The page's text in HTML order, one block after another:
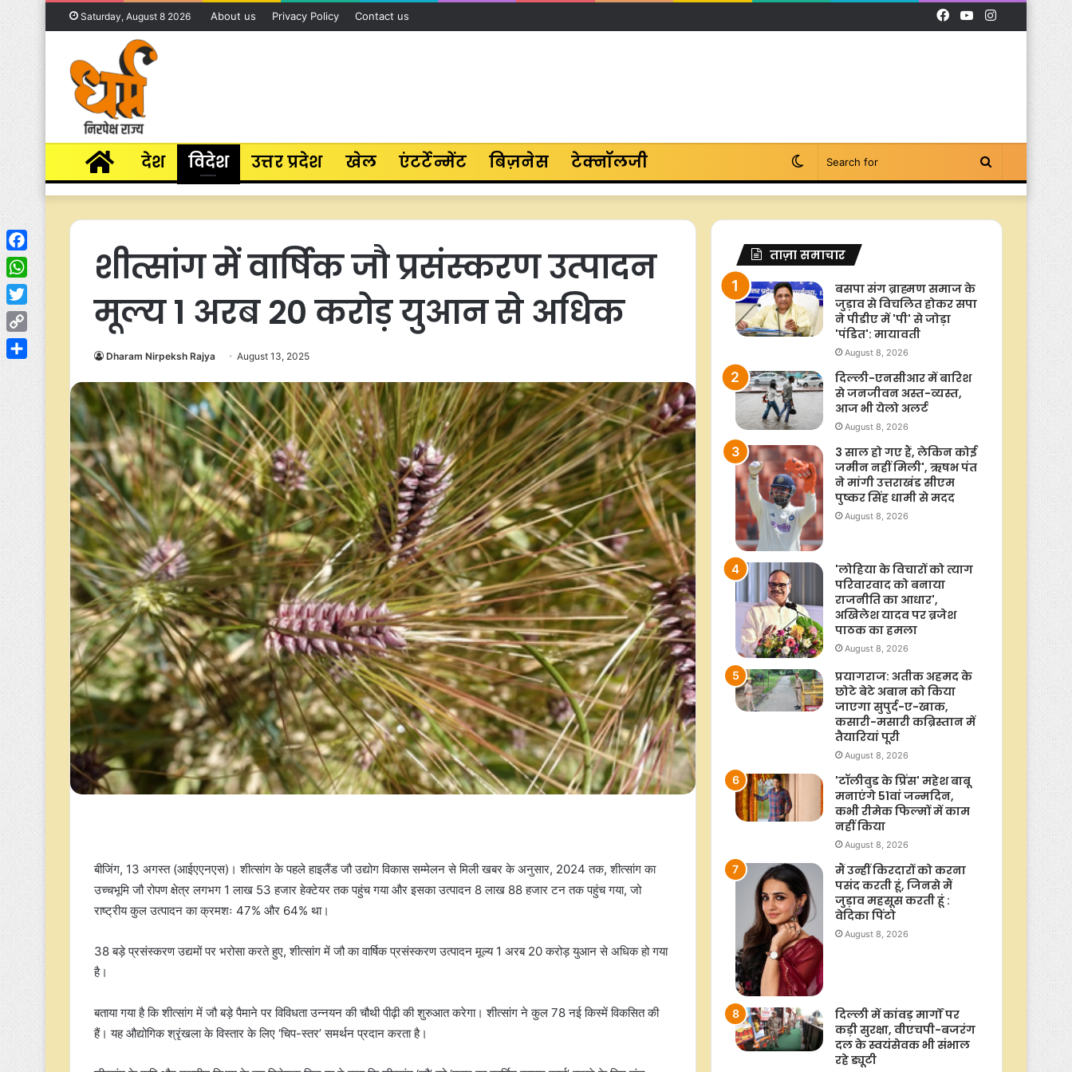
Saturday, August 8 2026 About us Privacy Policy Contact us Instagram
YouTube
Facebook
Home
देश विदेश उत्तर प्रदेश खेल एंटर्टेन्मेंट बिज़नेस टेक्नॉलजी Search
for
Switch
skin
शीत्सांग में वार्षिक जौ प्रसंस्करण उत्पादन
मूल्य 1 अरब 20 करोड़ युआन से अधिक
Dharam Nirpeksh Rajya August 13, 2025
बीजिंग, 13 अगस्त (आईएएनएस)। शीत्सांग के पहले हाइलैंड जौ उद्योग विकास सम्मेलन से मिली खबर के अनुसार, 2024 तक, शीत्सांग का
उच्चभूमि जौ रोपण क्षेत्र लगभग 1 लाख 53 हजार हेक्टेयर तक पहुंच गया और इसका उत्पादन 8 लाख 88 हजार टन तक पहुंच गया, जो
राष्ट्रीय कुल उत्पादन का क्रमशः 47% और 64% था।
38 बड़े प्रसंस्करण उद्यमों पर भरोसा करते हुए, शीत्सांग में जौ का वार्षिक प्रसंस्करण उत्पादन मूल्य 1 अरब 20 करोड़ युआन से अधिक हो गया
है।
बताया गया है कि शीत्सांग में जौ बड़े पैमाने पर विविधता उन्नयन की चौथी पीढ़ी की शुरुआत करेगा। शीत्सांग ने कुल 78 नई किस्में विकसित की
हैं। यह औद्योगिक श्रृंखला के विस्तार के लिए ‘चिप-स्तर’ समर्थन प्रदान करता है।
डोनाल्ड ट्रंप प्रशासन को झटका, व्हाइट
ताज़ा समाचार
बसपा संग ब्राह्मण समाज के
जुड़ाव से विचलित होकर सपा
ने पीडीए में 'पी' से जोड़ा
'पंडित': मायावती
August 8, 2026
दिल्ली-एनसीआर में बारिश
से जनजीवन अस्त-व्यस्त,
आज भी येलो अलर्ट
August 8, 2026
3 साल हो गए हैं, लेकिन कोई
जमीन नहीं मिली', ऋषभ पंत
ने मांगी उत्तराखंड सीएम
पुष्कर सिंह धामी से मदद
August 8, 2026
'लोहिया के विचारों को त्याग
परिवारवाद को बनाया
राजनीति का आधार',
अखिलेश यादव पर ब्रजेश
पाठक का हमला
August 8, 2026
प्रयागराज: अतीक अहमद के
छोटे बेटे अबान को किया
जाएगा सुपुर्द-ए-खाक,
कसारी-मसारी कब्रिस्तान में
तैयारियां पूरी
August 8, 2026
'टॉलीवुड के प्रिंस' महेश बाबू
मनाएंगे 51वां जन्मदिन,
कभी रीमेक फिल्मों में काम
नहीं किया
August 8, 2026
मैं उन्हीं किरदारों को करना
पसंद करती हूं, जिनसे मैं
जुड़ाव महसूस करती हूं :
वेदिका पिंटो
August 8, 2026
दिल्ली में कांवड़ मार्गों पर
कड़ी सुरक्षा, वीएचपी-बजरंग
दल के स्वयंसेवक भी संभाल
रहे ड्यूटी
Facebook
WhatsApp
Twitter
Copy
Link
Share